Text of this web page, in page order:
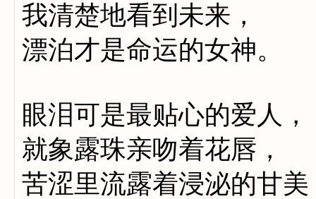
我清楚地看到未来，
漂泊才是命运的女神。
眼泪可是最贴心的爱人，
就象露珠亲吻着花唇，
苦涩里流露着浸泌的甘美